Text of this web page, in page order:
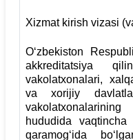
Xizmat kirish vizasi
O‘zbekiston
akkreditatsiya
vakolatxonalari,
va xorijiy
hududida
qaramog‘ida